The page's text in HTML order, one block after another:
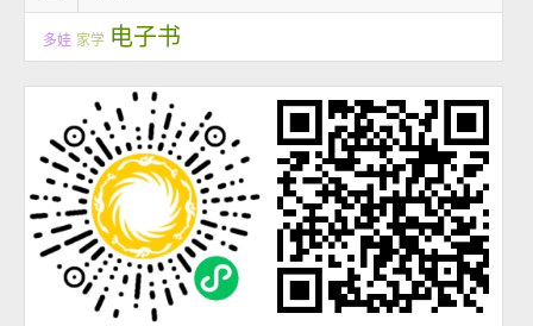
多娃 家学 电子书